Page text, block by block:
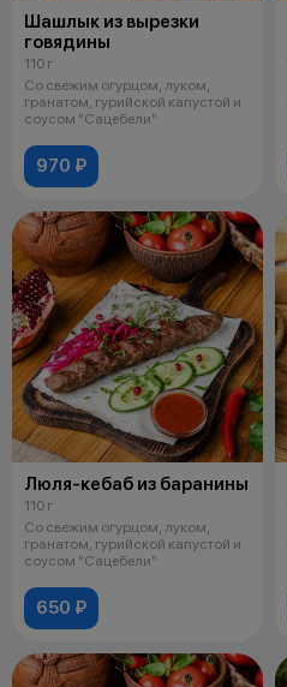
Шашлык из вырезки
говядины
110 г
Со свежим огурцом, луком,
гранатом, гурийской капустой и
соусом "Сацебели"
970 ₽
Люля-кебаб из баранины
110 г
Со свежим огурцом, луком,
гранатом, гурийской капустой и
соусом "Сацебели"
650 ₽